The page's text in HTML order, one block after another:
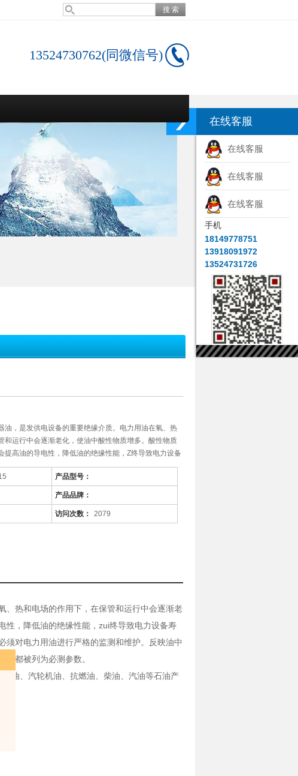
13524730762(同微信号)
油，是发供电设备的重要绝缘介质。电力用油在氧、热
和运行中会逐渐老化，使油中酸性物质增多。酸性物质
提高油的导电性，降低油的绝缘性能，Z终导致电力设备
失。
产品型号：
产品品牌：
访问次数： 2079
、热和电场的作用下，在保管和运行中会逐渐老
性，降低油的绝缘性能，zui终导致电力设备寿
须对电力用油进行严格的监测和维护。反映油中
都被列为必测参数。
油、汽轮机油、抗燃油、柴油、汽油等石油产
在线客服
在线客服
在线客服
在线客服
手机
18149778751
13918091972
13524731726